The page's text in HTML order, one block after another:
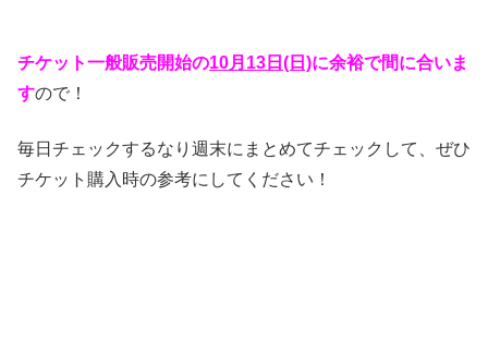
チケット一般販売開始の10月13日(日)に余裕で間に合いま
すので！
毎日チェックするなり週末にまとめてチェックして、ぜひ
チケット購入時の参考にしてください！